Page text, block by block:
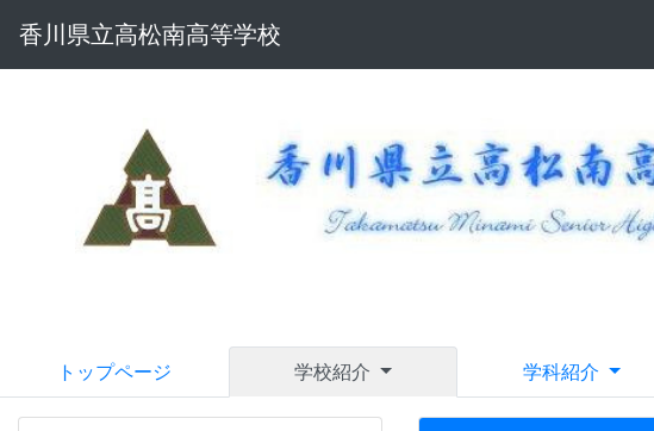
香川県立高松南高等学校
トップページ 学校紹介 学科紹介